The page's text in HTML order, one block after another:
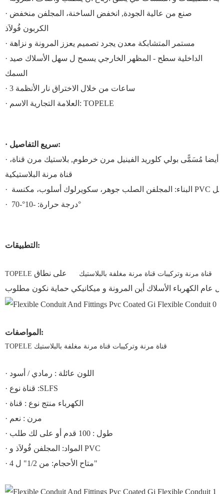
· صنع من عالية الجودة, انخفض الساخنة، المجلفن منخفض
· الداخلية سطح - المظهر الخارجي يسمح ل سهل الأسلاك صيد
· العلامة التجارية الاسم: TOPELE
· سريع التفاصيل:
· أيضا مُسَمًّى بولي كلوريد الفينيل مرن خرطوم, بلاستيك مرن قناة،
قناة مرنة البلاستيكية
· درجة حرارة: -10°-70°
التطبيقات:
TOPELE قناة مرنة وتركيبات قناة مرنة مغلفة بالبلاستيك
على نطاق
الكهرباء الأسلاك أين المرونة و ميكانيكي حماية نكون مطلوب
المواصفات:
TOPELE قناة مرنة وتركيبات قناة مرنة مغلفة بالبلاستيك
· اللون عائلة : رمادي / أسود
· قناة نوع :SLFS
· طول : 100 قدم أو على لك طلب
· المواد: المجلفن فُولاَذ و PVC
· متاح الأحجام: من 1/2" ل 4"